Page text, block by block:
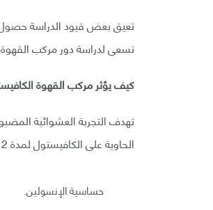
تعيق بعض قيود الدراسة حصول
تسعى لدراسة دور مركب
كيف يؤثر مركب القهوة
تهدف التجربة العشوائية
الحاوية على الكافيستول لمدة 12 أسبوعًا في:
حساسية الإنسولين.